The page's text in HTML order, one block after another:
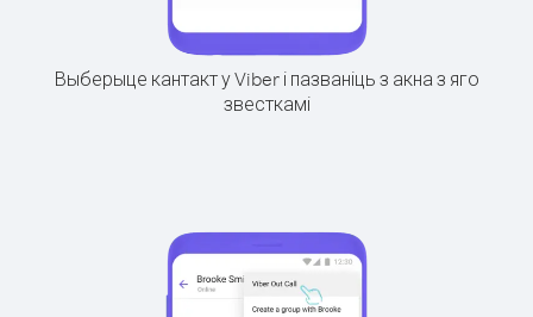
Выберыце кантакт у Viber і пазваніць з акна з яго
звесткамі